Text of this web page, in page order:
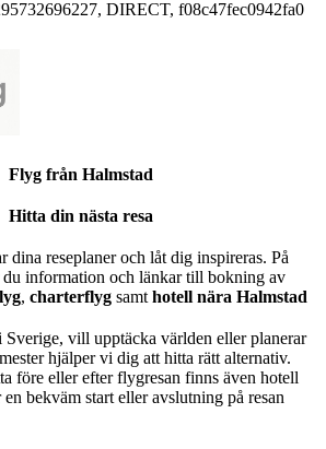
DIRECT, f08c47fec0942fa0
Flyg från Halmstad
Hitta din nästa resa
dina reseplaner och låt dig inspireras. På
information och länkar till bokning av
, charterflygsamt hotell nära Halmstad
Sverige, vill upptäcka världen eller planerar
hjälper vi dig att hitta rätt alternativ.
före eller efter flygresan finns även hotell
bekväm start eller avslutning på resan